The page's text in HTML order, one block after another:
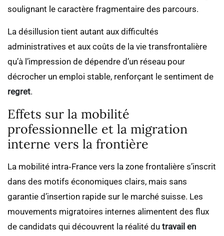
soulignant le caractère fragmentaire des parcours.
La désillusion tient autant aux difficultés
administratives et aux coûts de la vie transfrontalière
qu’à l’impression de dépendre d’un réseau pour
décrocher un emploi stable, renforçant le sentiment de
regret.
Effets sur la mobilité
professionnelle et la migration
interne vers la frontière
La mobilité intra‑France vers la zone frontalière s’inscrit
dans des motifs économiques clairs, mais sans
garantie d’insertion rapide sur le marché suisse. Les
mouvements migratoires internes alimentent des flux
de candidats qui découvrent la réalité du travail en